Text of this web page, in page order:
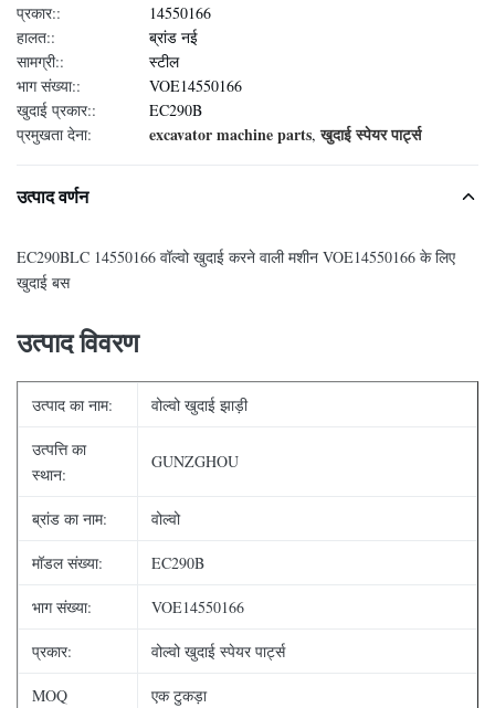
प्रकार::
14550166
हालत::
ब्रांड नई
सामग्री::
स्टील
भाग संख्या::
VOE14550166
खुदाई प्रकार::
EC290B
प्रमुखता देना:
excavator machine parts,खुदाई स्पेयर पार्ट्स
उत्पाद वर्णन
EC290BLC 14550166 वॉल्वो खुदाई करने वाली मशीन VOE14550166 के लिए
खुदाई बस
उत्पाद विवरण
उत्पाद का नाम: वोल्वो खुदाई झाड़ी
उत्पत्ति का
स्थान:
GUNZGHOU
ब्रांड का नाम: वोल्वो
मॉडल संख्या: EC290B
भाग संख्या: VOE14550166
प्रकार: वोल्वो खुदाई स्पेयर पार्ट्स
MOQ एक टुकड़ा